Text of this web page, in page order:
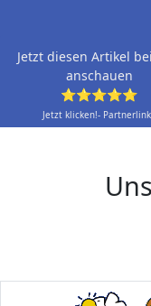
Jetzt diesen Artikel bei
anschauen
⭐⭐⭐⭐⭐
Jetzt klicken!-